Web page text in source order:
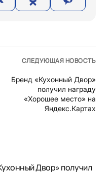
СЛЕДУЮЩАЯ НОВОСТЬ
Бренд «Кухонный Двор»
получил награду
«Хорошее место» на
Яндекс.Картах
Двор» получил